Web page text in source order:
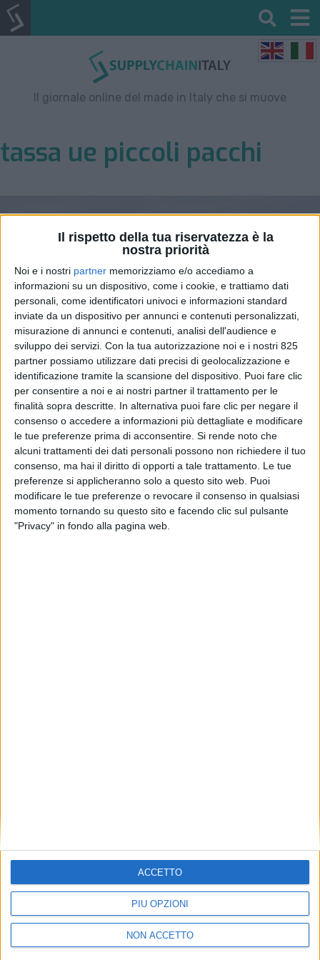
Il rispetto della tua riservatezza è la
nostra priorità
Noi e i nostri partner memorizziamo e/o accediamo a
informazioni su un dispositivo, come i cookie, e trattiamo dati
personali, come identificatori univoci e informazioni standard
inviate da un dispositivo per annunci e contenuti personalizzati,
misurazione di annunci e contenuti, analisi dell'audience e
sviluppo dei servizi. Con la tua autorizzazione noi e i nostri 825
partner possiamo utilizzare dati precisi di geolocalizzazione e
identificazione tramite la scansione del dispositivo. Puoi fare clic
per consentire a noi e ai nostri partner il trattamento per le
finalità sopra descritte. In alternativa puoi fare clic per negare il
consenso o accedere a informazioni più dettagliate e modificare
le tue preferenze prima di acconsentire. Si rende noto che
alcuni trattamenti dei dati personali possono non richiedere il tuo
consenso, ma hai il diritto di opporti a tale trattamento. Le tue
preferenze si applicheranno solo a questo sito web. Puoi
modificare le tue preferenze o revocare il consenso in qualsiasi
momento tornando su questo sito e facendo clic sul pulsante
"Privacy" in fondo alla pagina web.
PIÙ OPZIONI
NON ACCETTO
ACCETTO
Il giornale online del made in Italy che si muove
tassa ue piccoli pacchi
Rischio colli di bottiglia
secondo Dhl, Fedex e Ups con
le tasse Ue sui piccoli pacchi
TRASPORTI 1 GIUGNO 2026